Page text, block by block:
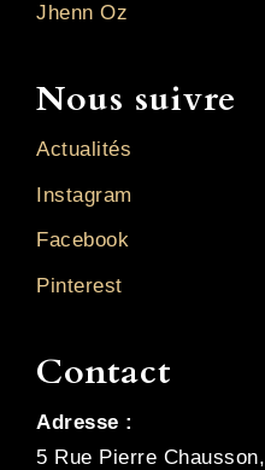
Jhenn Oz
Nous suivre
Actualités
Instagram
Facebook
Pinterest
Contact
Adresse :
5 Rue Pierre Chausson,